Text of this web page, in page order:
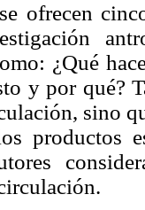
ofrecen
¿Qué
y por qué?
sino
productos